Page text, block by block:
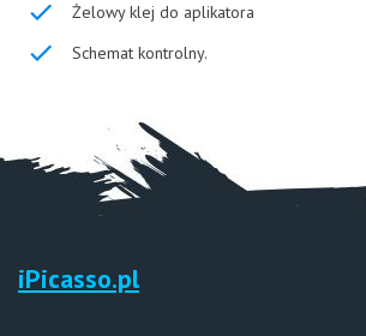
Żelowy klej do aplikatora
Schemat kontrolny.
iPicasso.pl